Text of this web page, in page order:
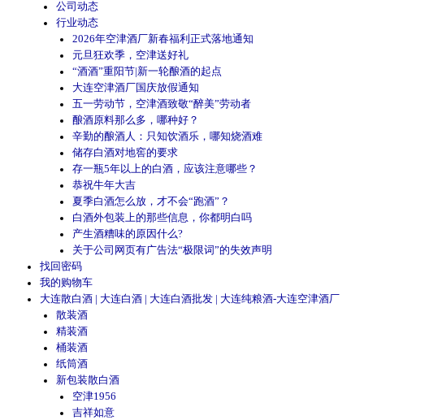
公司动态
行业动态
2026年空津酒厂新春福利正式落地通知
元旦狂欢季，空津送好礼
“酒酒”重阳节|新一轮酿酒的起点
大连空津酒厂国庆放假通知
五一劳动节，空津酒致敬“醉美”劳动者
酿酒原料那么多，哪种好？
辛勤的酿酒人：只知饮酒乐，哪知烧酒难
储存白酒对地窖的要求
存一瓶5年以上的白酒，应该注意哪些？
恭祝牛年大吉
夏季白酒怎么放，才不会“跑酒”？
白酒外包装上的那些信息，你都明白吗
产生酒糟味的原因什么?
关于公司网页有广告法“极限词”的失效声明
找回密码
我的购物车
大连散白酒 | 大连白酒 | 大连白酒批发 | 大连纯粮酒-大连空津酒厂
散装酒
精装酒
桶装酒
纸筒酒
新包装散白酒
空津1956
吉祥如意